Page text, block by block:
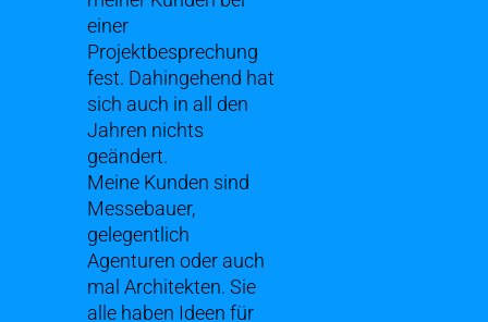
einer
Projektbesprechung
fest. Dahingehend hat
sich auch in all den
Jahren nichts
geändert.
Meine Kunden sind
Messebauer,
gelegentlich
Agenturen oder auch
mal Architekten. Sie
alle haben Ideen für